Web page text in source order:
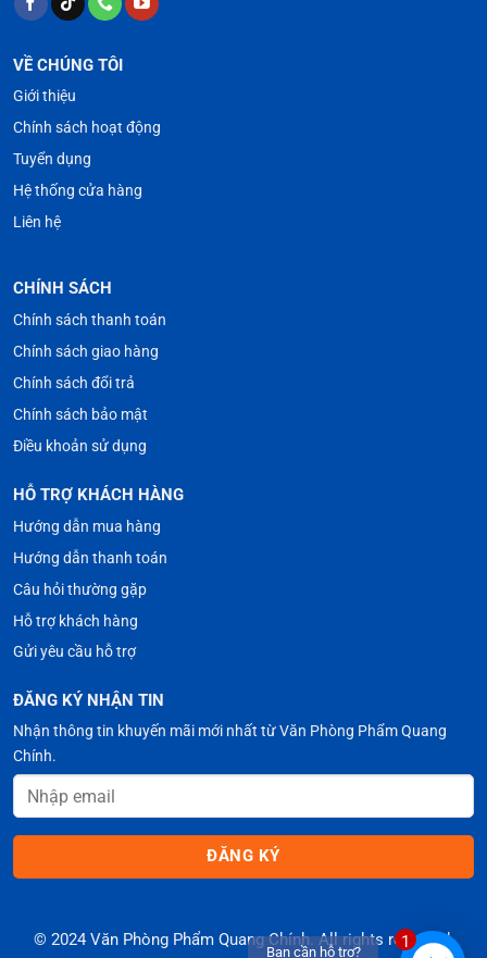
VỀ CHÚNG TÔI
Giới thiệu
Chính sách hoạt động
Tuyển dụng
Hệ thống cửa hàng
Liên hệ
CHÍNH SÁCH
Chính sách thanh toán
Chính sách giao hàng
Chính sách đổi trả
Chính sách bảo mật
Điều khoản sử dụng
HỖ TRỢ KHÁCH HÀNG
Hướng dẫn mua hàng
Hướng dẫn thanh toán
Câu hỏi thường gặp
Hỗ trợ khách hàng
Gửi yêu cầu hỗ trợ
ĐĂNG KÝ NHẬN TIN
Nhận thông tin khuyến mãi mới nhất từ Văn Phòng Phẩm Quang
Chính.
© 2024 Văn Phòng Phẩm Quang Chính. All rights reserved.
1
Bạn cần hỗ trợ?